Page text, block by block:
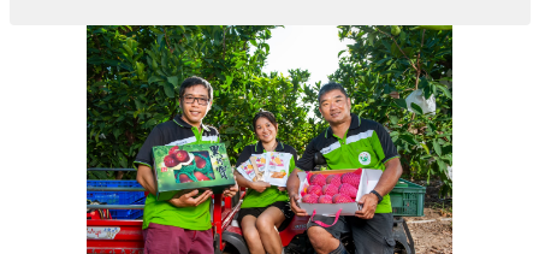
農會商品
大量採購優惠專區
農業策略聯盟 送禮專區
優質水果